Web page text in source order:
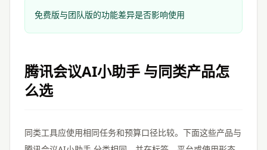
免费版与团队版的功能差异是否影响使用
腾讯会议AI小助手 与同类产品怎
么选
同类工具应使用相同任务和预算口径比较。下面这些产品与